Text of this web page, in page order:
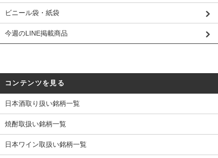
ビニール袋・紙袋
今週のLINE掲載商品
コンテンツを見る
日本酒取り扱い銘柄一覧
焼酎取扱い銘柄一覧
日本ワイン取扱い銘柄一覧